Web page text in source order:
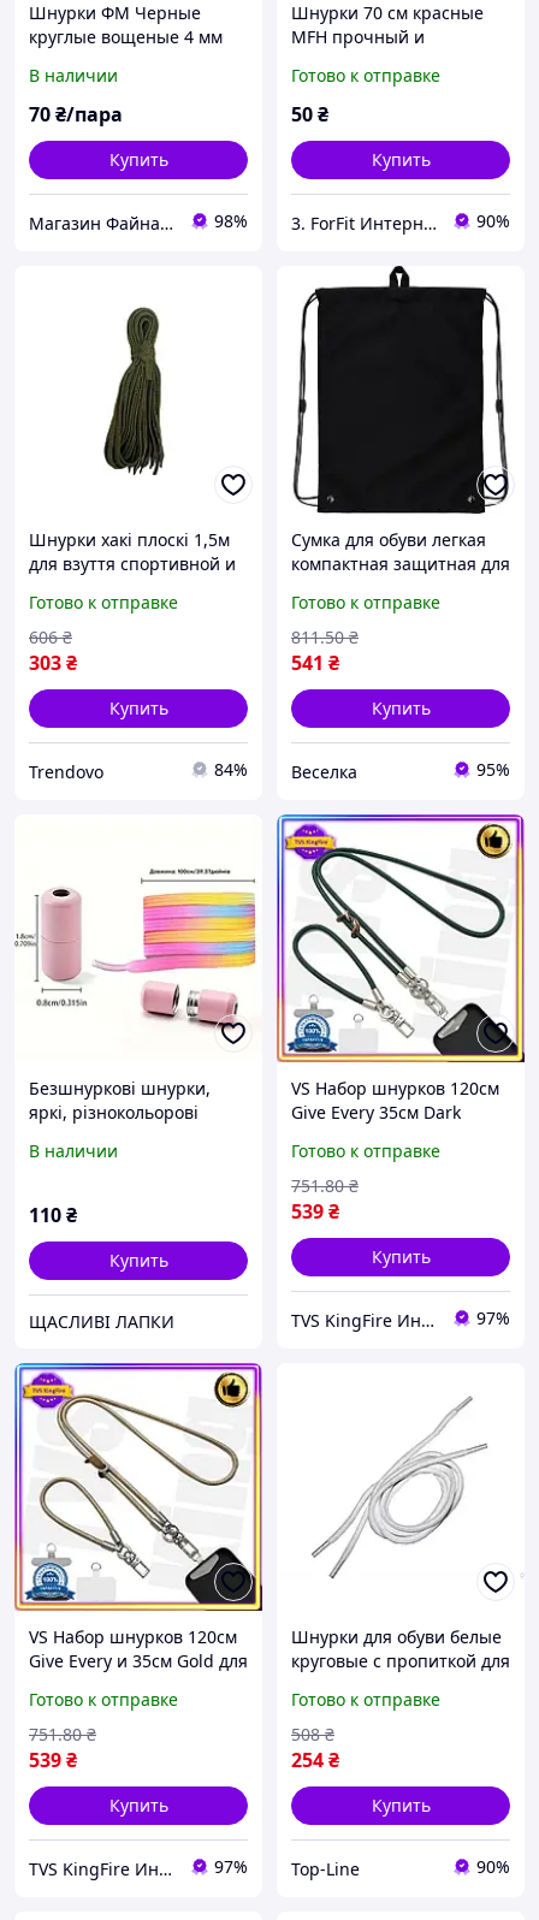
Шнурки ФМ Черные
круглые вощеные 4 мм
повседневной кожаной
обуви
В наличии
70₴/пара
Купить
Магазин Файна майстерня 98%
Шнурки 70 см красные
MFH прочный и
для тактической,
повседневной и
Готово к отправке
50₴
Купить
3. ForFit Интернет-магазин спортивных товаров 90%
Шнурки хакі плоскі 1,5м
для взуття спортивной и
текстильные 10пар
Готово к отправке
303₴
606 ₴
Купить
Trendovo 84%
Сумка для обуви легкая
компактная защитная для
дизайном и шнурками
FLAME
Готово к отправке
541 ₴
811.50 ₴
Купить
Веселка 95%
Безшнуркові шнурки,
яркі, різнокольорові
В наличии
110₴
Купить
ЩАСЛИВІ ЛАПКИ
VS Набор шнурков 120см
Give Every 35см Dark
кроссовок шнурки для
спортивной и повсед
32T8_V1
Готово к отправке
539₴
751.80 ₴
Купить
TVS KingFire Интернет магазин 97%
VS Набор шнурков 120см
Give Every и 35см Gold для
шнурки для спортивной и
повседневн 32T8_V1
Готово к отправке
539₴
751.80 ₴
Купить
TVS KingFire Интернет магазин 97%
Шнурки для обуви белые
круговые с пропиткой для
повседневной обуви
длина 1м 10пар
Готово к отправке
254₴
508 ₴
Купить
Top-Line 90%